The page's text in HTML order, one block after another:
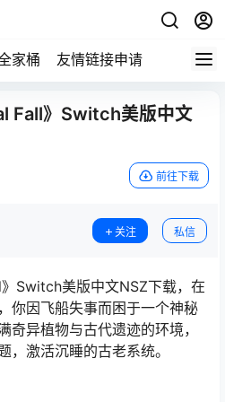
家桶 友情链接申请
Fall》Switch美版中文
前往下载
关注 私信
Switch美版中文NSZ下载，在
你因飞船失事而困于一个神秘
奇异植物与古代遗迹的环境，
，激活沉睡的古老系统。